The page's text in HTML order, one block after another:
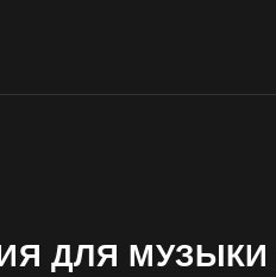
ДЛЯ МУЗЫКИ